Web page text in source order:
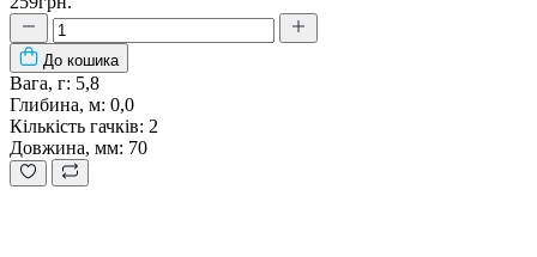
До кошика
Вага, г: 5,8
Глибина, м: 0,0
Кількість гачків: 2
Довжина, мм: 70